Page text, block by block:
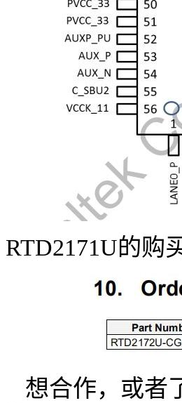
RTD2171U的购
想合作，或者